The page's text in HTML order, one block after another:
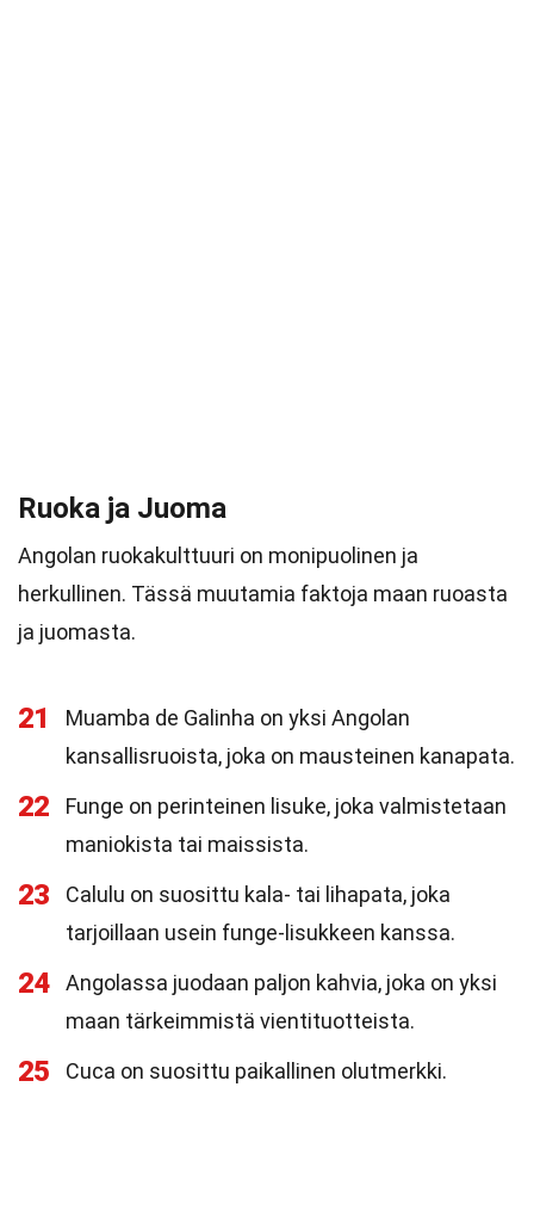
Ruoka ja Juoma
Angolan ruokakulttuuri on monipuolinen ja
herkullinen. Tässä muutamia faktoja maan ruoasta
ja juomasta.
21
Muamba de Galinha on yksi Angolan
kansallisruoista, joka on mausteinen kanapata.
22
Funge on perinteinen lisuke, joka valmistetaan
maniokista tai maissista.
23
Calulu on suosittu kala- tai lihapata, joka
tarjoillaan usein funge-lisukkeen kanssa.
24
Angolassa juodaan paljon kahvia, joka on yksi
maan tärkeimmistä vientituotteista.
25 Cuca on suosittu paikallinen olutmerkki.